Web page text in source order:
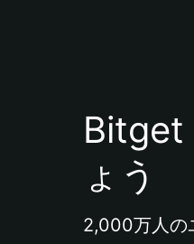
Bitget
ょう
2,000万人の